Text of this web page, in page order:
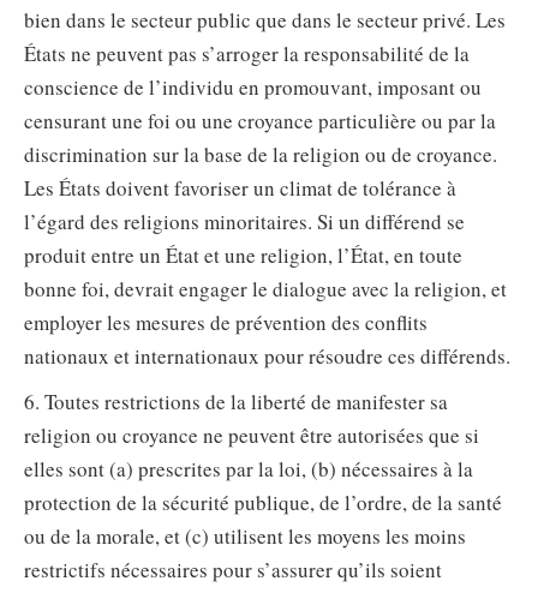
bien dans le secteur public que dans le secteur privé. Les
États ne peuvent pas s’arroger la responsabilité de la
conscience de l’individu en promouvant, imposant ou
censurant une foi ou une croyance particulière ou par la
discrimination sur la base de la religion ou de croyance.
Les États doivent favoriser un climat de tolérance à
l’égard des religions minoritaires. Si un différend se
produit entre un État et une religion, l’État, en toute
bonne foi, devrait engager le dialogue avec la religion, et
employer les mesures de prévention des conflits
nationaux et internationaux pour résoudre ces différends.
6. Toutes restrictions de la liberté de manifester sa
religion ou croyance ne peuvent être autorisées que si
elles sont (a) prescrites par la loi, (b) nécessaires à la
protection de la sécurité publique, de l’ordre, de la santé
ou de la morale, et (c) utilisent les moyens les moins
restrictifs nécessaires pour s’assurer qu’ils soient